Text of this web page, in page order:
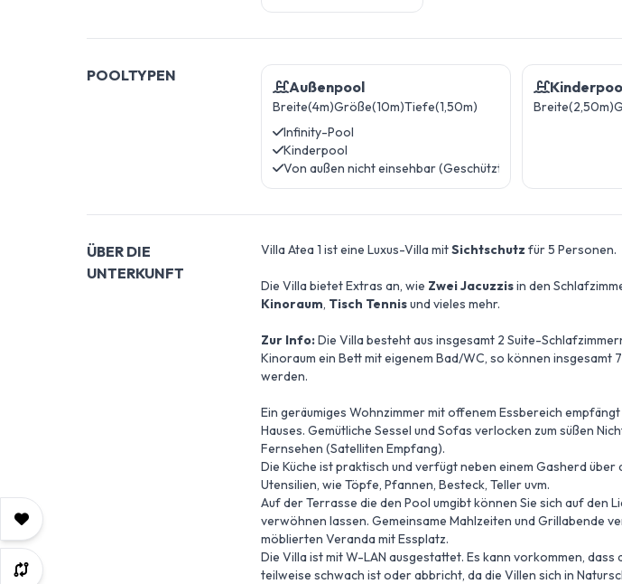
POOLTYPEN
Außenpool
Breite(4m)Größe(10m)Tiefe(1,50m)
Infinity-Pool
Kinderpool
Von außen nicht einsehbar (Geschützt)
Breite(2,50m)
ÜBER DIE
UNTERKUNFT
Villa Atea 1 ist eine Luxus-Villa mitSichtschutz für 5 Personen.
Die Villa bietet Extras an, wie Zwei Jacuzzisin den
Kinoraum, Tisch Tennisund vieles mehr.
Zur Info:Die Villa besteht aus insgesamt 2 Suite-
Kinoraum ein Bett mit eigenem Bad/WC, so können insgesamt
werden.
Ein geräumiges Wohnzimmer mit offenem Essbereich empfängt
Hauses. Gemütliche Sessel und Sofas verlocken zum süßen
Fernsehen (Satelliten Empfang).
Die Küche ist praktisch und verfügt neben einem Gasherd über
Utensilien, wie Töpfe, Pfannen, Besteck, Teller uvm.
Auf der Terrasse die den Pool umgibt können Sie sich auf den
verwöhnen lassen. Gemeinsame Mahlzeiten und Grillabende
möblierten Veranda mit Essplatz.
Die Villa ist mit W-LAN ausgestattet. Es kann vorkommen, dass
teilweise schwach ist oder abbricht, da die Villen sich in